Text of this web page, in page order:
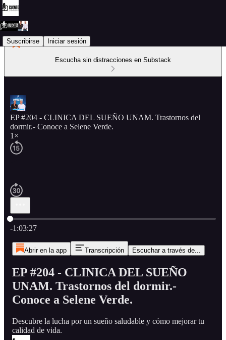
Suscribirse Iniciar sesión
Escucha sin distracciones en Substack
EP #204 - CLINICA DEL SUEÑO UNAM. Trastornos del
dormir.- Conoce a Selene Verde.
1×
Hora actual: 0:00 / Tiempo total: -1:03:27
-1:03:27
Abrir en la app Transcripción Escuchar a través de...
EP #204 - CLINICA DEL SUEÑO
UNAM. Trastornos del dormir.-
Conoce a Selene Verde.
Descubre la lucha por un sueño saludable y cómo mejorar tu
calidad de vida.